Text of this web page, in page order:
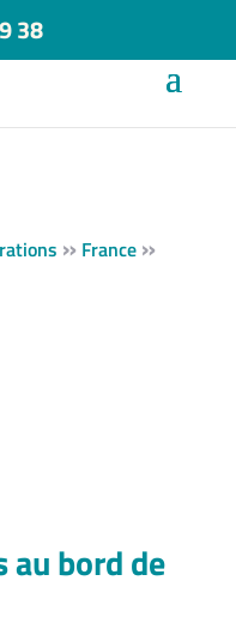
38
» France »
au bord de